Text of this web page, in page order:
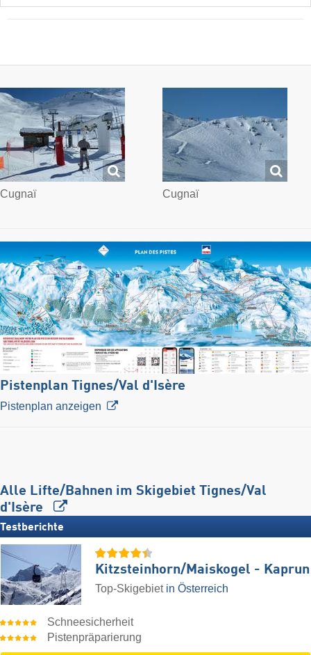
Cugnaï Cugnaï
Pistenplan Tignes/​Val d'Isère
Pistenplan anzeigen
Alle Lifte/Bahnen im Skigebiet Tignes/​Val
d'Isère
Testberichte
Kitzsteinhorn/​Maiskogel - Kaprun
Top-Skigebiet in Österreich
Schneesicherheit
Pistenpräparierung